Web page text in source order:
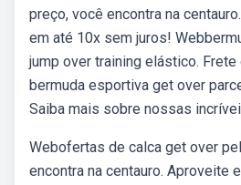
preço, você encontra na
em até 10x sem juros!
jump over training elástico.
bermuda esportiva get over
Saiba mais sobre nossas
Webofertas de calca get over
encontra na centauro. Aproveite